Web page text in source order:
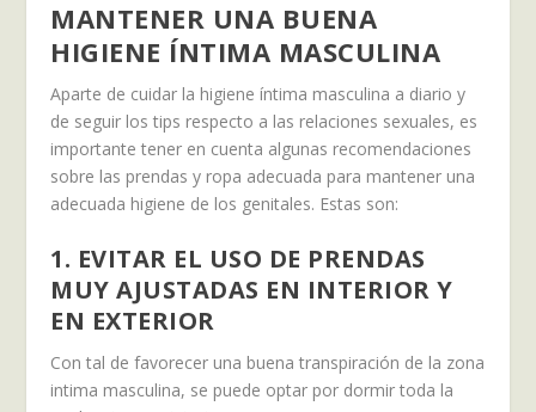
MANTENER UNA BUENA
HIGIENE ÍNTIMA MASCULINA
Aparte de cuidar la higiene íntima masculina a diario y
de seguir los tips respecto a las relaciones sexuales, es
importante tener en cuenta algunas recomendaciones
sobre las prendas y ropa adecuada para mantener una
adecuada higiene de los genitales. Estas son:
1. EVITAR EL USO DE PRENDAS
MUY AJUSTADAS EN INTERIOR Y
EN EXTERIOR
Con tal de favorecer una buena transpiración de la zona
intima masculina, se puede optar por dormir toda la